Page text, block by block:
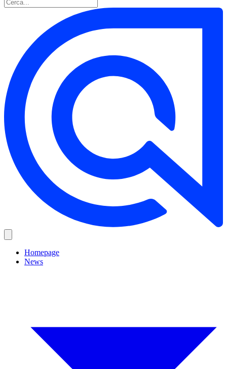
Homepage
News